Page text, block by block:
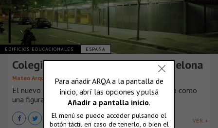
EDIFICIOS EDUCACIONALES ESPAÑA
Colegio Mayor Sant Jordi en Barcelona
Mateo Arquitectura Josep Lluís Mateo
El nuevo Colegio Mayor Sant Jordi se ha concebido como
una figura especial con voz [...]
VER +